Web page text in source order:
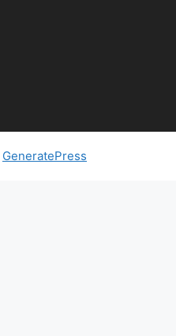
GeneratePress